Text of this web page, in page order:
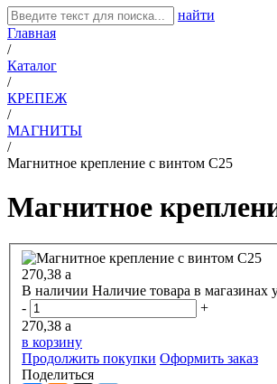
найти
Главная
/
Каталог
/
КРЕПЕЖ
/
МАГНИТЫ
/
Магнитное крепление с винтом С25
Магнитное
270,38 a
В наличии Наличие товара в магазинах
-
+
270,38 a
в корзину
Продолжить покупки Оформить заказ
Поделиться